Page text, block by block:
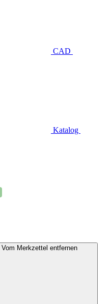
CAD
Katalog
Vom Merkzettel entfernen